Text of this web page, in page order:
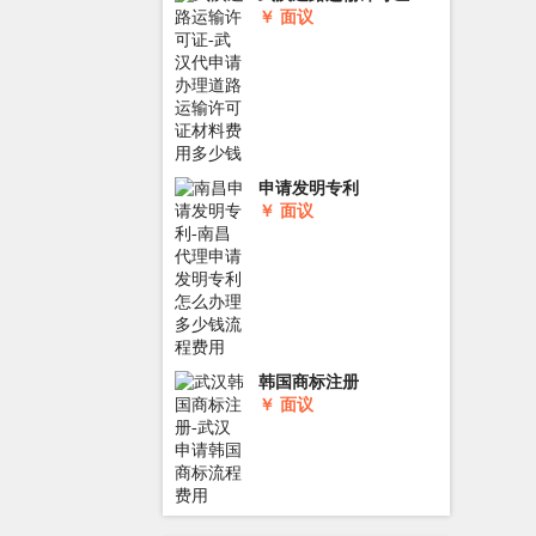
￥ 面议
申请发明专利
￥ 面议
韩国商标注册
￥ 面议